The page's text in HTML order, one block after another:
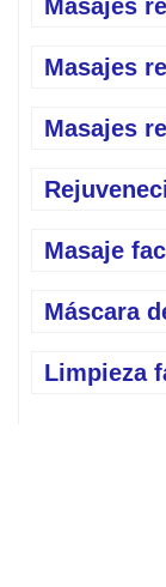
Masajes
Masajes
Masajes
Masaje
Máscara
Limpieza